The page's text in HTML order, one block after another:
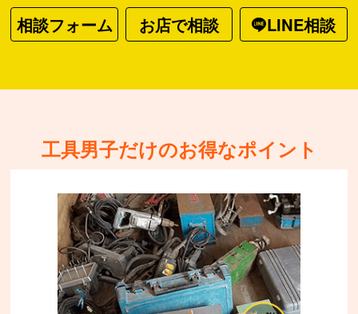
相談フォーム お店で相談 LINE相談
工具男子だけのお得なポイント